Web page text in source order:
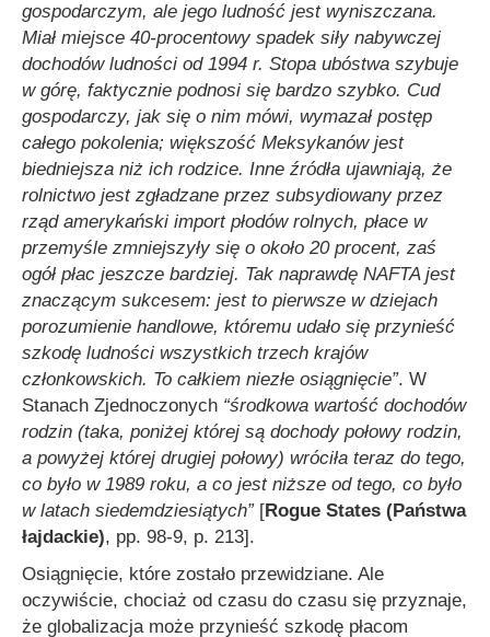
gospodarczym, ale jego ludność jest wyniszczana.
Miał miejsce 40-procentowy spadek siły nabywczej
dochodów ludności od 1994 r. Stopa ubóstwa szybuje
w górę, faktycznie podnosi się bardzo szybko. Cud
gospodarczy, jak się o nim mówi, wymazał postęp
całego pokolenia; większość Meksykanów jest
biedniejsza niż ich rodzice. Inne źródła ujawniają, że
rolnictwo jest zgładzane przez subsydiowany przez
rząd amerykański import płodów rolnych, płace w
przemyśle zmniejszyły się o około 20 procent, zaś
ogół płac jeszcze bardziej. Tak naprawdę NAFTA jest
znaczącym sukcesem: jest to pierwsze w dziejach
porozumienie handlowe, któremu udało się przynieść
szkodę ludności wszystkich trzech krajów
członkowskich. To całkiem niezłe osiągnięcie”. W
Stanach Zjednoczonych “środkowa wartość dochodów
rodzin (taka, poniżej której są dochody połowy rodzin,
a powyżej której drugiej połowy) wróciła teraz do tego,
co było w 1989 roku, a co jest niższe od tego, co było
w latach siedemdziesiątych”[Rogue States (Państwa
łajdackie), pp. 98-9, p. 213].
Osiągnięcie, które zostało przewidziane. Ale
oczywiście, chociaż od czasu do czasu się przyznaje,
że globalizacja może przynieść szkodę płacom